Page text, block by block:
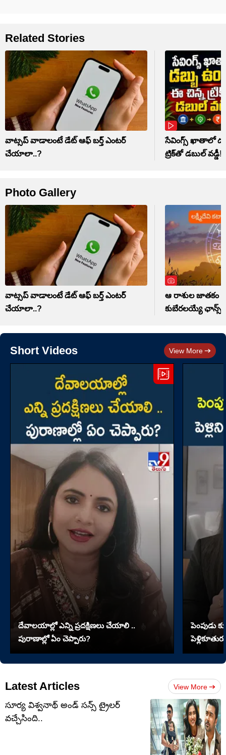
Related Stories
వాట్సప్ వాడాలంటే డేట్ ఆఫ్ బర్త్ ఎంటర్
చేయాలా..?
సేవింగ్స్ ఖాతాలో
ట్రిక్‌తో డబుల్ వడ్డీ!
Photo Gallery
వాట్సప్ వాడాలంటే డేట్ ఆఫ్ బర్త్ ఎంటర్
చేయాలా..?
ఆ రాశుల జాతకం
కుబేరలయ్యే ఛాన్స్
Short Videos View More
దేవాలయాల్లో ఎన్ని ప్రదక్షిణలు చేయాలి ..
పురాణాల్లో ఏం చెప్పారు?
పెంపుడు
పెళ్లికూతురు
Latest Articles View More
సూర్య విశ్వనాథ్ అండ్ సన్స్ ట్రైలర్
వచ్చేసింది..